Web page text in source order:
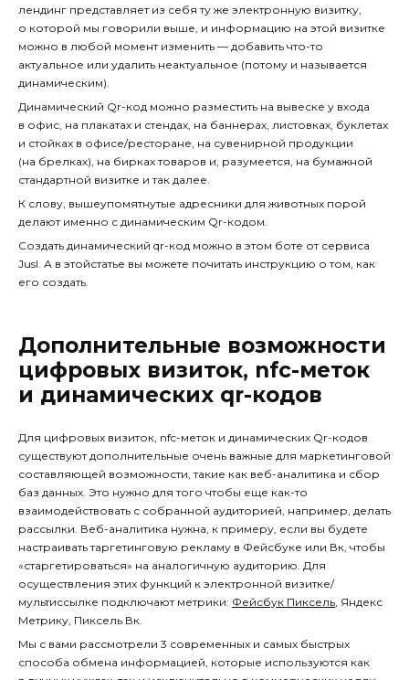
лендинг представляет из себя ту же электронную визитку,
о которой мы говорили выше, и информацию на этой визитке
можно в любой момент изменить — добавить что-то
актуальное или удалить неактуальное (потому и называется
динамическим).
Динамический Qr-код можно разместить на вывеске у входа
в офис, на плакатах и стендах, на баннерах, листовках, буклетах
и стойках в офисе/ресторане, на сувенирной продукции
(на брелках), на бирках товаров и, разумеется, на бумажной
стандартной визитке и так далее.
К слову, вышеупомятнутые адресники для животных порой
делают именно с динамическим Qr-кодом.
Создать динамический qr-код можно в этом боте от сервиса
Jusl. А в этойстатье вы можете почитать инструкцию о том, как
его создать.
Дополнительные возможности
цифровых визиток, nfc-меток
и динамических qr-кодов
Для цифровых визиток, nfc-меток и динамических Qr-кодов
существуют дополнительные очень важные для маркетинговой
составляющей возможности, такие как веб-аналитика и сбор
баз данных. Это нужно для того чтобы еще как-то
взаимодействовать с собранной аудиторией, например, делать
рассылки. Веб-аналитика нужна, к примеру, если вы будете
настраивать таргетинговую рекламу в Фейсбуке или Вк, чтобы
«старгетироваться» на аналогичную аудиторию. Для
осуществления этих функций к электронной визитке/
мультиссылке подключают метрики: Фейсбук Пиксель, Яндекс
Метрику, Пиксель Вк.
Мы с вами рассмотрели 3 современных и самых быстрых
способа обмена информацией, которые используются как